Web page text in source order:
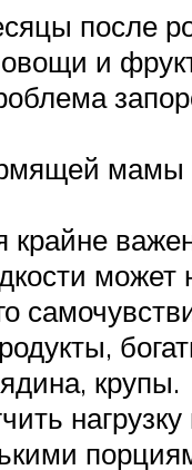
после
и
мамы
крайне
может
крупы.